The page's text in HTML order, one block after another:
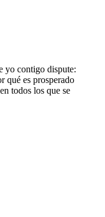
yo contigo dispute:
qué es prosperado
todos los que se